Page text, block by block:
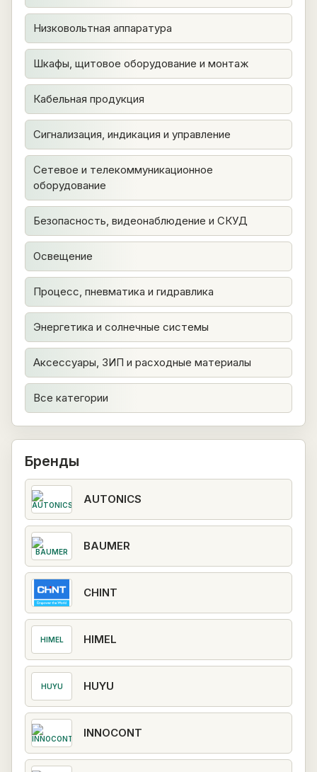
Низковольтная аппаратура
Шкафы, щитовое оборудование и монтаж
Кабельная продукция
Сигнализация, индикация и управление
Сетевое и телекоммуникационное
оборудование
Безопасность, видеонаблюдение и СКУД
Освещение
Процесс, пневматика и гидравлика
Энергетика и солнечные системы
Аксессуары, ЗИП и расходные материалы
Все категории
Бренды
AUTONICS
BAUMER
CHINT
HIMEL HIMEL
HUYU HUYU
INNOCONT